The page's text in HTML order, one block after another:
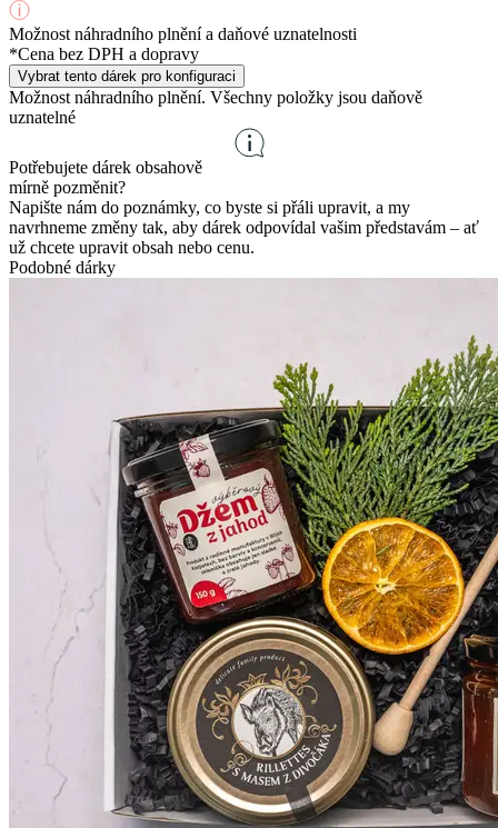
Možnost náhradního plnění a daňové uznatelnosti
*Cena bez DPH a dopravy
Vybrat tento dárek pro konfiguraci
Možnost náhradního plnění. Všechny položky jsou daňově
uznatelné
Potřebujete dárek obsahově
mírně pozměnit?
Napište nám do poznámky, co byste si přáli upravit, a my
navrhneme změny tak, aby dárek odpovídal vašim představám – ať
už chcete upravit obsah nebo cenu.
Podobné dárky